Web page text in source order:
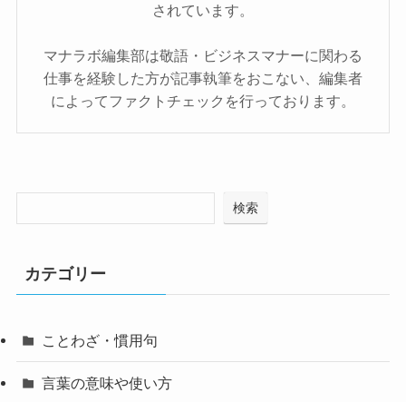
されています。
マナラボ編集部は敬語・ビジネスマナーに関わる
仕事を経験した方が記事執筆をおこない、編集者
によってファクトチェックを行っております。
検索
カテゴリー
ことわざ・慣用句
言葉の意味や使い方